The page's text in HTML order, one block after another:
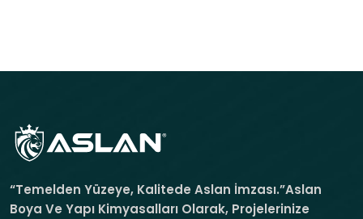
“Temelden Yüzeye, Kalitede Aslan İmzası.”Aslan
Boya Ve Yapı Kimyasalları Olarak, Projelerinize